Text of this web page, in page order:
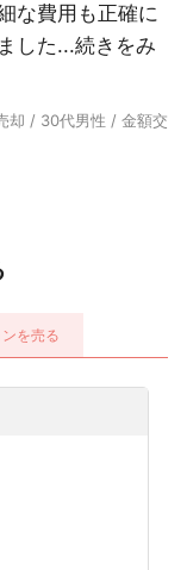
な費用も正確に
した...続きをみ
却 / 30代男性 / 金額交
を売る